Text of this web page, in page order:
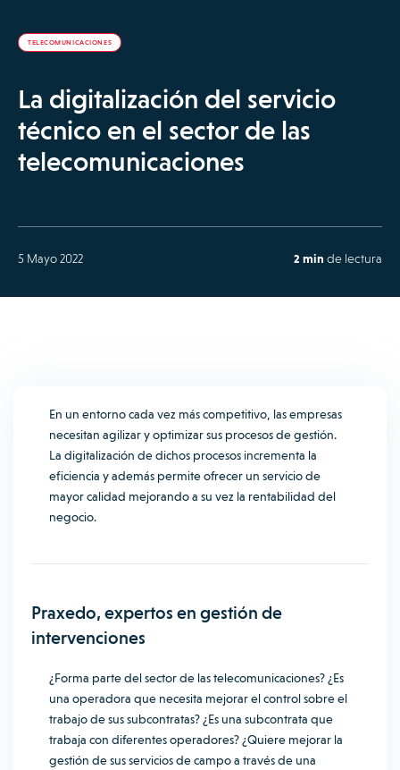
TELECOMUNICACIONES
La digitalización del servicio
técnico en el sector de las
telecomunicaciones
5 Mayo 2022 2 min de lectura
En un entorno cada vez más competitivo, las empresas
necesitan agilizar y optimizar sus procesos de gestión.
La digitalización de dichos procesos incrementa la
eficiencia y además permite ofrecer un servicio de
mayor calidad mejorando a su vez la rentabilidad del
negocio.
Praxedo, expertos en gestión de
intervenciones
¿Forma parte del sector de las telecomunicaciones? ¿Es
una operadora que necesita mejorar el control sobre el
trabajo de sus subcontratas? ¿Es una subcontrata que
trabaja con diferentes operadores? ¿Quiere mejorar la
gestión de sus servicios de campo a través de una